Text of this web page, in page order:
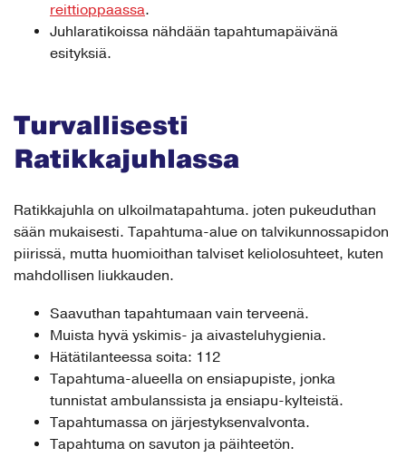
reittioppaassa.
Juhlaratikoissa nähdään tapahtumapäivänä
esityksiä.
Turvallisesti
Ratikkajuhlassa
Ratikkajuhla on ulkoilmatapahtuma. joten pukeuduthan
sään mukaisesti. Tapahtuma-alue on talvikunnossapidon
piirissä, mutta huomioithan talviset keliolosuhteet, kuten
mahdollisen liukkauden.
Saavuthan tapahtumaan vain terveenä.
Muista hyvä yskimis- ja aivasteluhygienia.
Hätätilanteessa soita: 112
Tapahtuma-alueella on ensiapupiste, jonka
tunnistat ambulanssista ja ensiapu-kylteistä.
Tapahtumassa on järjestyksenvalvonta.
Tapahtuma on savuton ja päihteetön.